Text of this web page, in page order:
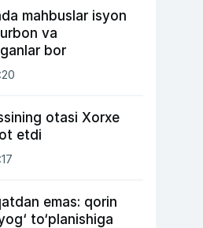
mahbuslar isyon
va
bor
otasi Xorxe
etdi
emas: qorin
to‘planishiga